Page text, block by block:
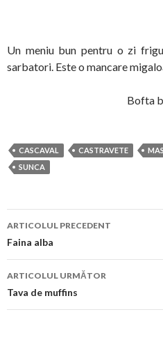
Un meniu bun pentru o zi
sarbatori. Este o mancare
Bofta
CASCAVAL CASTRAVETE
SUNCA
Navigare
în
articol
ARTICOLUL PRECEDENT
Faina alba
ARTICOLUL URMĂTOR
Tava de muffins